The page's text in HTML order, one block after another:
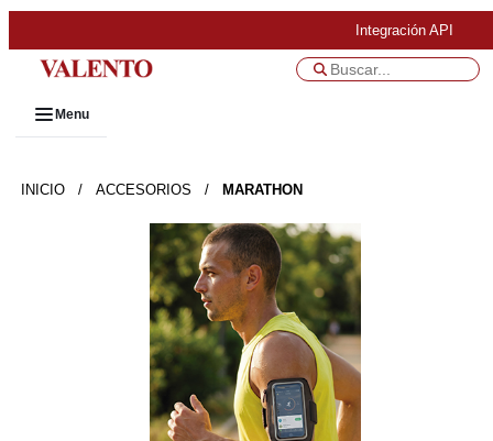
Integración API
Menu
INICIO / ACCESORIOS / MARATHON